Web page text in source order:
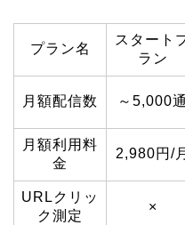
プラン名
スタート
ラン
月額配信数 ～5,000通
月額利用料
金
2,980円/月
URLクリッ
ク測定
×